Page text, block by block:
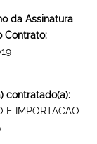
da Assinatura
Contrato:
contratado(a):
E IMPORTACAO